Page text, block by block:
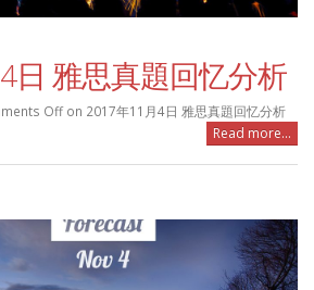
日 雅思真題回忆分析
Offon 2017年11月4日 雅思真題回忆分析
Read more...